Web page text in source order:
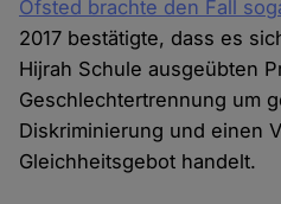
Ofsted brachte den Fall
2017 bestätigte, dass es
Hijrah Schule ausgeübten
Geschlechtertrennung um
Diskriminierung und einen
Gleichheitsgebot handelt.